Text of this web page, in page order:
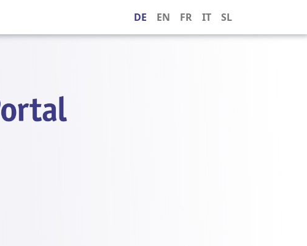
DE EN FR IT SL